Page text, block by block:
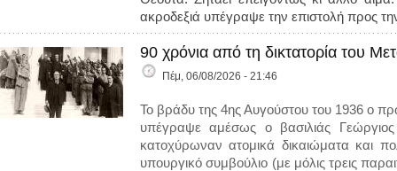
ακροδεξιά υπέγραψε την επιστολή προς
90 χρόνια από τη δικτατορία του
Πέμ, 06/08/2026 - 21:46
Το βράδυ της 4ης Αυγούστου του 1936 ο
υπέγραψε αμέσως ο βασιλιάς
κατοχύρωναν ατομικά δικαιώματα και
υπουργικό συμβούλιο (με μόλις τρεις